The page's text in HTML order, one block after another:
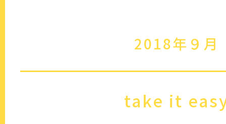
2018年９月
take it